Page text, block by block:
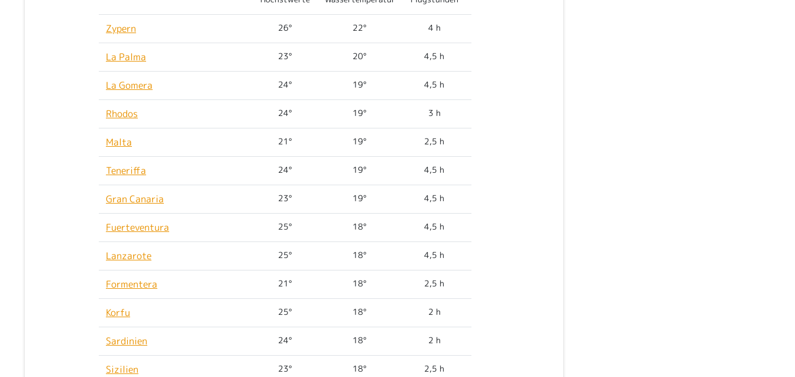
Zypern 26° 22° 4 h
La Palma 23° 20° 4,5 h
La Gomera 24° 19° 4,5 h
Rhodos 24° 19° 3 h
Malta 21° 19° 2,5 h
Teneriffa 24° 19° 4,5 h
Gran Canaria 23° 19° 4,5 h
Fuerteventura 25° 18° 4,5 h
Lanzarote 25° 18° 4,5 h
Formentera 21° 18° 2,5 h
Korfu 25° 18° 2 h
Sardinien 24° 18° 2 h
Sizilien 23° 18° 2,5 h